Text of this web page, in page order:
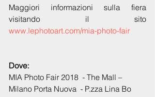
Maggiori informazioni sulla fiera
www.lephotoart.com/mia-photo-fair
Dove:
MIA Photo Fair 2018  - The Mall –
Milano Porta Nuova  - P.zza Lina Bo